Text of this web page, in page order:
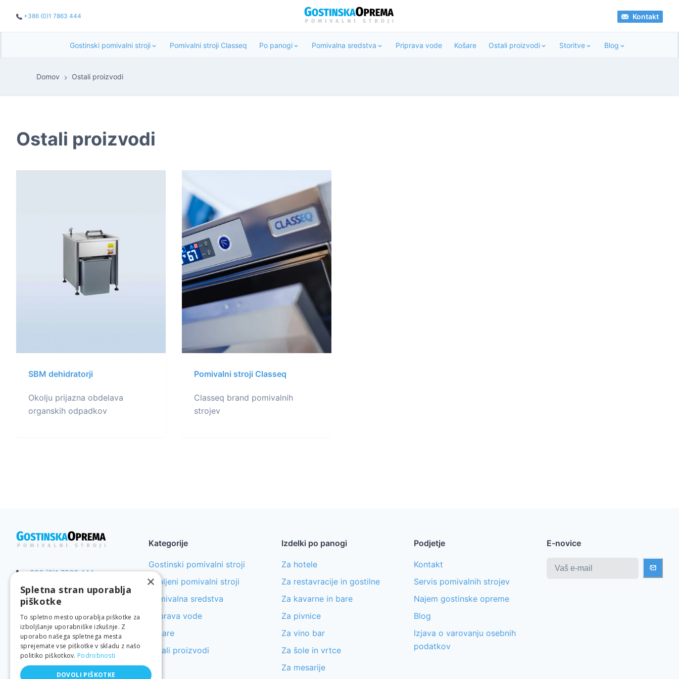
+386 (0)1 7863 444 Kontakt
Gostinski pomivalni stroji Pomivalni stroji Classeq Po panogi Pomivalna sredstva Priprava vode Košare Ostali proizvodi Storitve Blog
Domov Ostali proizvodi
Ostali proizvodi
SBM dehidratorji
Okolju prijazna obdelava
organskih odpadkov
Pomivalni stroji Classeq
Classeq brand pomivalnih
strojev
+386 (0)1 7863 444
Vse pravice pridržane.
Kategorije
Gostinski pomivalni stroji
Rabljeni pomivalni stroji
Pomivalna sredstva
Priprava vode
Košare
Ostali proizvodi
Izdelki po panogi
Za hotele
Za restavracije in gostilne
Za kavarne in bare
Za pivnice
Za vino bar
Za šole in vrtce
Za mesarije
Podjetje
Kontakt
Servis pomivalnih strojev
Najem gostinske opreme
Blog
Izjava o varovanju osebnih
podatkov
E-novice
×
Spletna stran uporablja
piškotke
To spletno mesto uporablja piškotke za
izboljšanje uporabniške izkušnje. Z
uporabo našega spletnega mesta
sprejemate vse piškotke v skladu z našo
politiko piškotkov. Podrobnosti
DOVOLI PIŠKOTKE